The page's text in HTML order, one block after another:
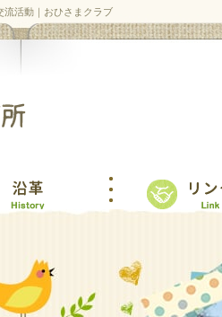
流活動｜おひさまクラブ